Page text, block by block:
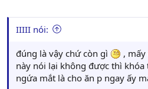
IIIII nói:
đúng là vậy chứ còn gì
,
này nói lại không được thì
ngứa mắt là cho ăn p ngay ấy